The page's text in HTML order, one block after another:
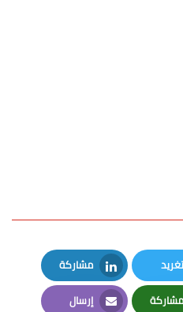
تغريد
Twitter
مشاركة
LinkedIn
مشاركة إرسال